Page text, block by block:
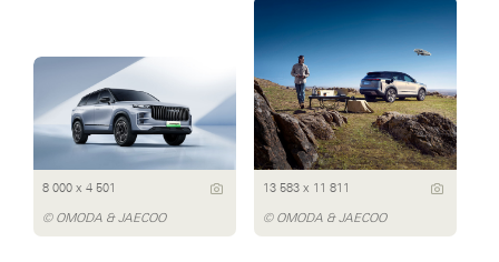
8 000 x 4 501
© OMODA & JAECOO
13 583 x 11 811
© OMODA & JAECOO